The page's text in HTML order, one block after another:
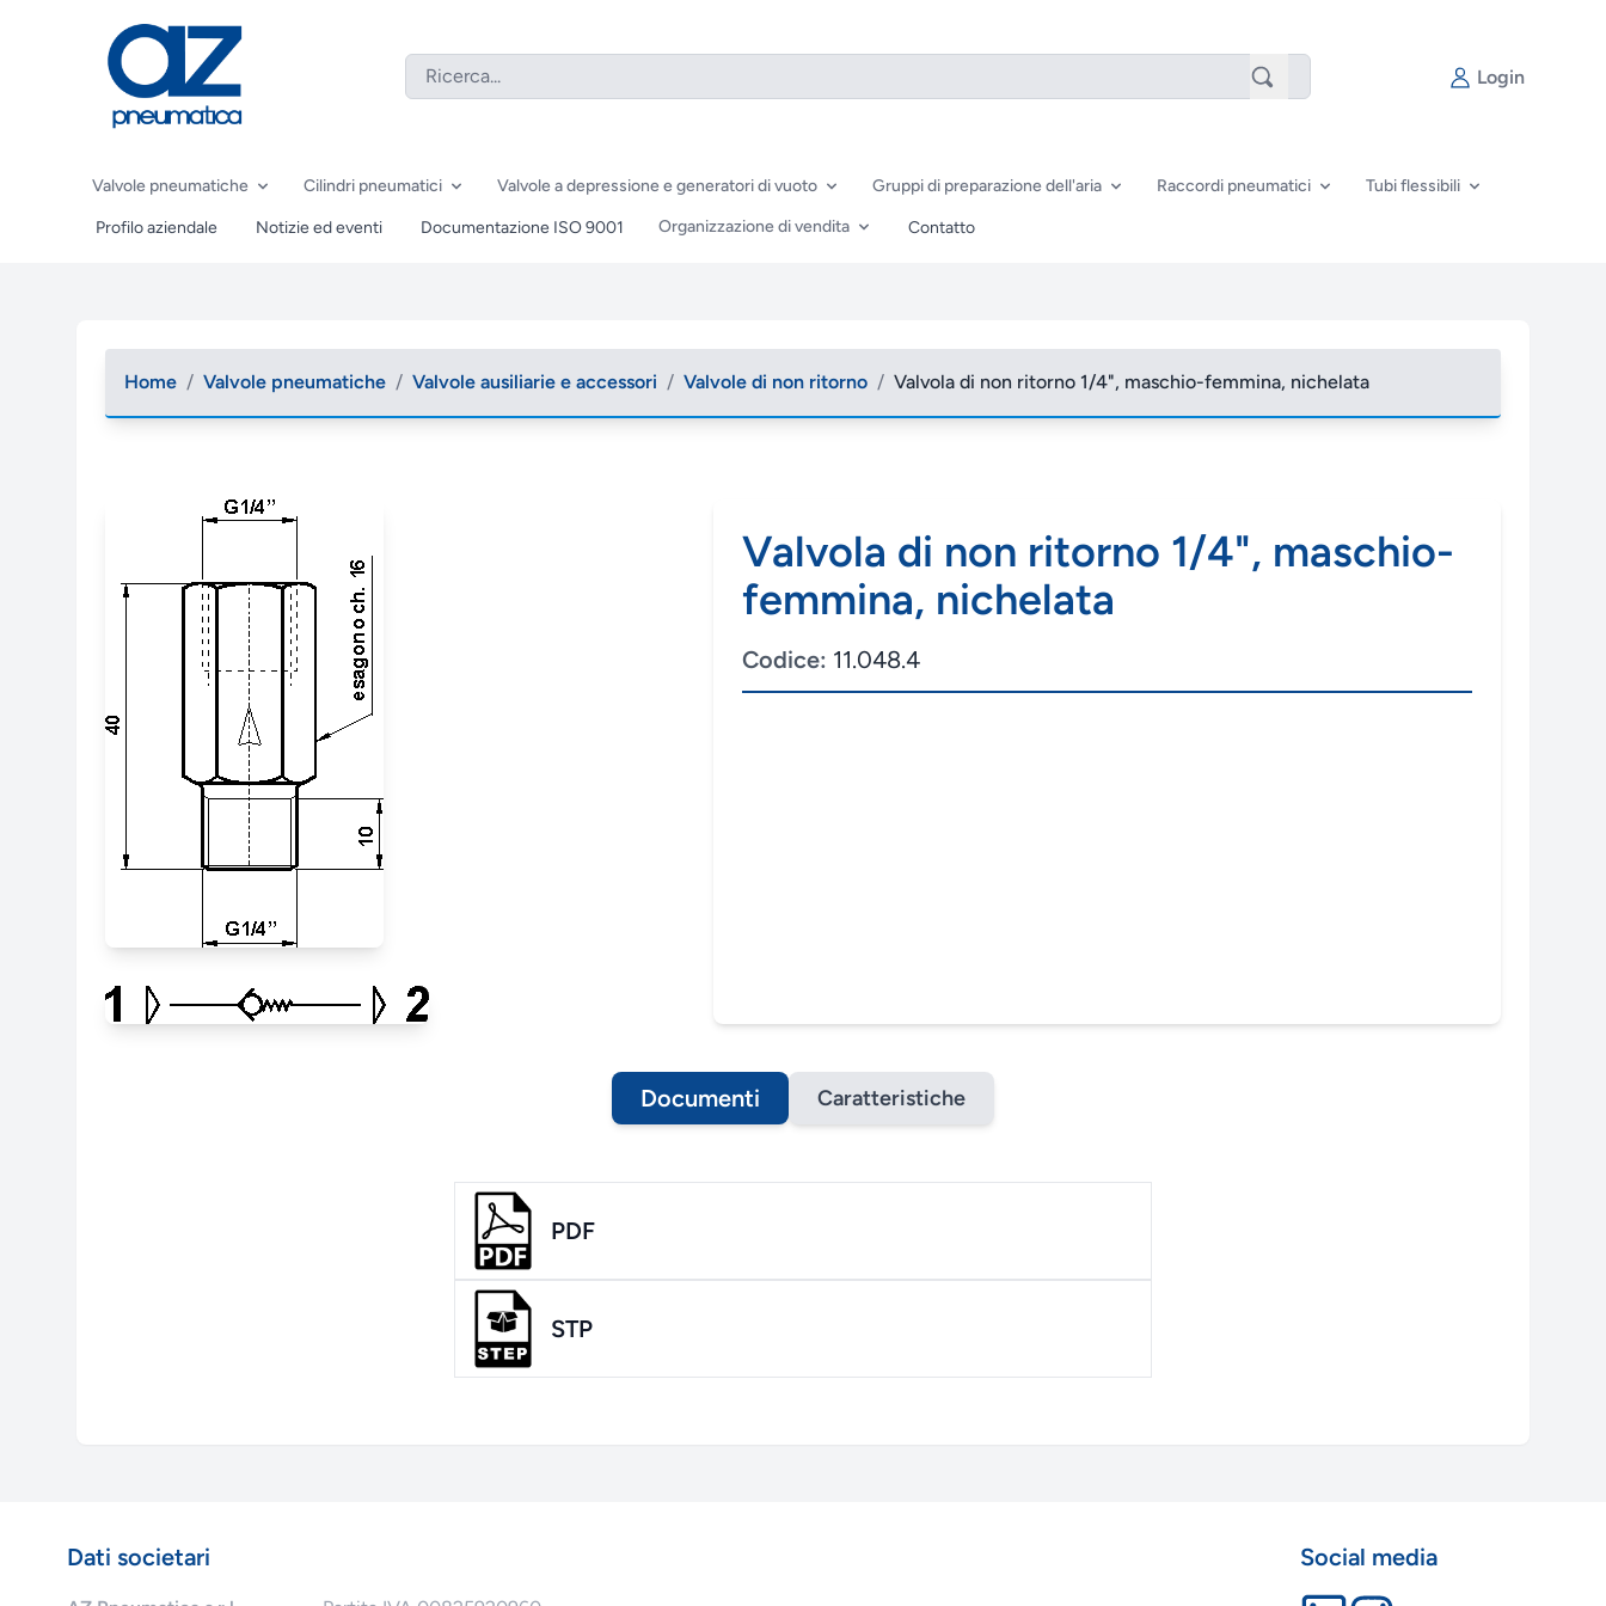
Login
Valvole pneumatiche Cilindri pneumatici Valvole a depressione e generatori di vuoto Gruppi di preparazione dell'aria Raccordi pneumatici Tubi flessibili
Profilo aziendale Notizie ed eventi Documentazione ISO 9001 Organizzazione di vendita Contatto
Home / Valvole pneumatiche / Valvole ausiliarie e accessori / Valvole di non ritorno / Valvola di non ritorno 1/4", maschio-femmina, nichelata
Valvola di non ritorno 1/4", maschio-
femmina, nichelata
Codice: 11.048.4
Documenti Caratteristiche
PDF
STP
Dati societari Social media